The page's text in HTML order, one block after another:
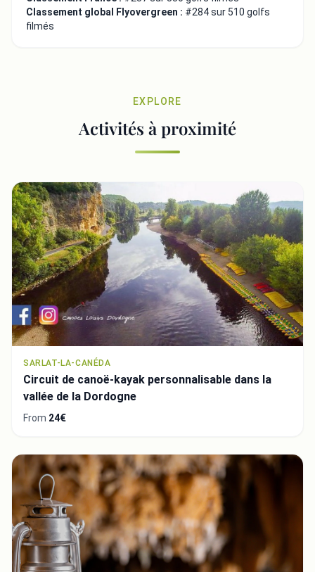
Classement global Flyovergreen : #284 sur 510 golfs
filmés
EXPLORE
Activités à proximité
SARLAT-LA-CANÉDA
Circuit de canoë-kayak personnalisable dans la
vallée de la Dordogne
From 24€